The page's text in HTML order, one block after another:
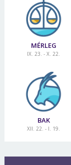
MÉRLEG
IX. 23. - X. 22.
BAK
XII. 22. - I. 19.